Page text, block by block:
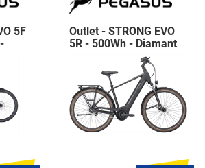
5F
Outlet - STRONG EVO
5R - 500Wh - Diamant